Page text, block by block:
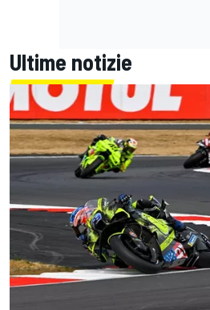
Ultime notizie